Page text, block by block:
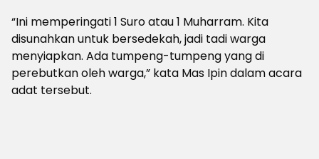
“Ini memperingati 1 Suro atau 1 Muharram. Kita
disunahkan untuk bersedekah, jadi tadi warga
menyiapkan. Ada tumpeng-tumpeng yang di
perebutkan oleh warga,” kata Mas Ipin dalam acara
adat tersebut.